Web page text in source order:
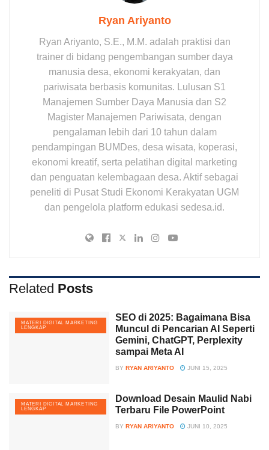
Ryan Ariyanto
Ryan Ariyanto, S.E., M.M. adalah praktisi dan
trainer di bidang pengembangan sumber daya
manusia desa, ekonomi kerakyatan, dan
pariwisata berbasis komunitas. Lulusan S1
Manajemen Sumber Daya Manusia dan S2
Magister Manajemen Pariwisata, dengan
pengalaman lebih dari 10 tahun dalam
pendampingan BUMDes, desa wisata, koperasi,
ekonomi kreatif, serta pelatihan digital marketing
dan penguatan kelembagaan desa. Aktif sebagai
peneliti di Pusat Studi Ekonomi Kerakyatan UGM
dan pengelola platform edukasi sedesa.id.
Related Posts
MATERI DIGITAL MARKETING
LENGKAP
SEO di 2025: Bagaimana Bisa
Muncul di Pencarian AI Seperti
Gemini, ChatGPT, Perplexity
sampai Meta AI
BY RYAN ARIYANTO JUNI 15, 2025
MATERI DIGITAL MARKETING
LENGKAP
Download Desain Maulid Nabi
Terbaru File PowerPoint
BY RYAN ARIYANTO JUNI 10, 2025